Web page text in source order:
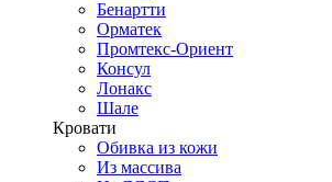
Бенартти
Орматек
Промтекс-Ориент
Консул
Лонакс
Шале
Кровати
Обивка из кожи
Из массива